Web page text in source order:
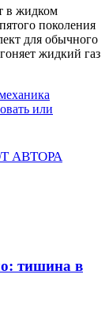
в жидком
поколения
для обычного
жидкий газ
или
АВТОРА
тишина в